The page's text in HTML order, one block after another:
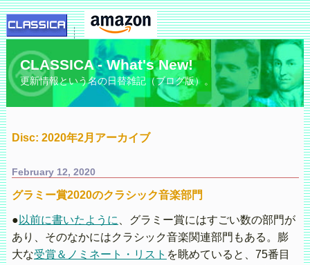
CLASSICA - What's New!
更新情報という名の日替雑記（ブログ版）。
Disc: 2020年2月アーカイブ
February 12, 2020
グラミー賞2020のクラシック音楽部門
● 以前に書いたように
、グラミー賞にはすごい数の部門が
あり、そのなかにはクラシック音楽関連部門もある。膨
大な受賞＆ノミネート・リスト を眺めていると、75番目